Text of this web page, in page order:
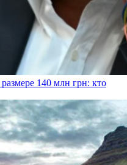
140 млн грн: кто